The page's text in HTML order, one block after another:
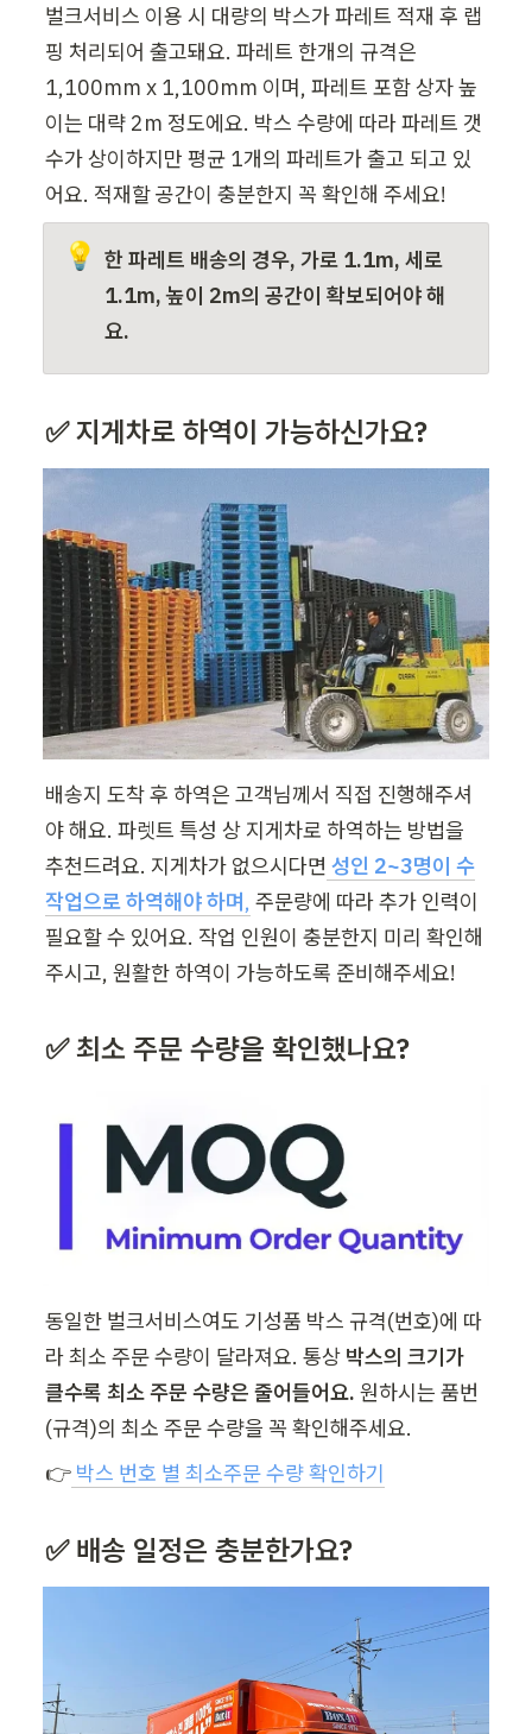
벌크서비스 이용 시 대량의 박스가 파레트 적재 후 랩
핑 처리되어 출고돼요. 파레트 한개의 규격은
1,100mm x 1,100mm 이며, 파레트 포함 상자 높
이는 대략 2m 정도에요. 박스 수량에 따라 파레트 갯
수가 상이하지만 평균 1개의 파레트가 출고 되고 있
어요. 적재할 공간이 충분한지 꼭 확인해 주세요!
💡 한 파레트 배송의 경우, 가로 1.1m, 세로
1.1m, 높이 2m의 공간이 확보되어야 해
요.
✅ 지게차로 하역이 가능하신가요?
배송지 도착 후 하역은 고객님께서 직접 진행해주셔
야 해요. 파렛트 특성 상 지게차로 하역하는 방법을
추천드려요. 지게차가 없으시다면 성인 2~3명이 수
작업으로 하역해야 하며, 주문량에 따라 추가 인력이
필요할 수 있어요. 작업 인원이 충분한지 미리 확인해
주시고, 원활한 하역이 가능하도록 준비해주세요!
✅ 최소 주문 수량을 확인했나요?
동일한 벌크서비스여도 기성품 박스 규격(번호)에 따
라 최소 주문 수량이 달라져요. 통상 박스의 크기가
클수록 최소 주문 수량은 줄어들어요. 원하시는 품번
(규격)의 최소 주문 수량을 꼭 확인해주세요.
👉 박스 번호 별 최소주문 수량 확인하기
✅ 배송 일정은 충분한가요?